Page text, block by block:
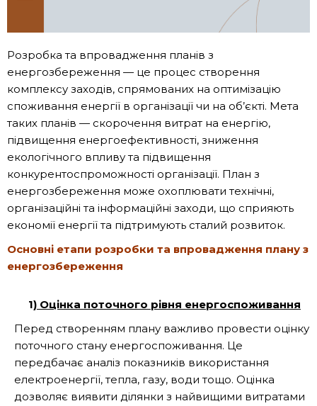
Розробка та впровадження планів з
енергозбереження — це процес створення
комплексу заходів, спрямованих на оптимізацію
споживання енергії в організації чи на об’єкті. Мета
таких планів — скорочення витрат на енергію,
підвищення енергоефективності, зниження
екологічного впливу та підвищення
конкурентоспроможності організації. План з
енергозбереження може охоплювати технічні,
організаційні та інформаційні заходи, що сприяють
економії енергії та підтримують сталий розвиток.
Основні етапи розробки та впровадження плану з
енергозбереження
1) Оцінка поточного рівня енергоспоживання
Перед створенням плану важливо провести оцінку
поточного стану енергоспоживання. Це
передбачає аналіз показників використання
електроенергії, тепла, газу, води тощо. Оцінка
дозволяє виявити ділянки з найвищими витратами